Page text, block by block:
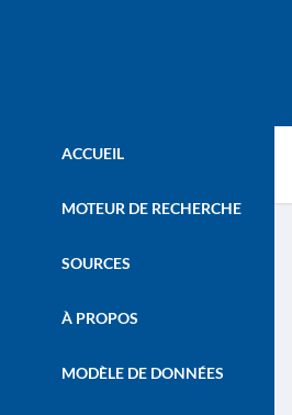
ACCUEIL
MOTEUR DE RECHERCHE
SOURCES
À PROPOS
MODÈLE DE DONNÉES